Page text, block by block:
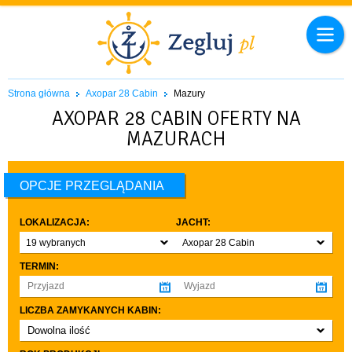
Strona główna Axopar 28 Cabin Mazury
AXOPAR 28 CABIN OFERTY NA
MAZURACH
OPCJE PRZEGLĄDANIA
LOKALIZACJA:
19 wybranych
JACHT:
Axopar 28 Cabin
TERMIN:
LICZBA ZAMYKANYCH KABIN:
Dowolna ilość